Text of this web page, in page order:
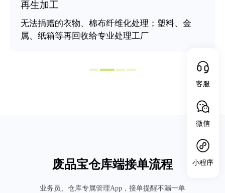
再生加工
无法捐赠的衣物、棉布纤维化处理；塑料、金
属、纸箱等再回收给专业处理工厂
废品宝仓库端接单流程
业务员、仓库专属管理App，接单提醒不漏一单
客服
微信
小程序